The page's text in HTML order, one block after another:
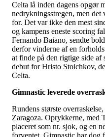
Celta lå inden dagens opgør
nedrykningsstregen, men
for. Det var ikke den mest
og kampens eneste scoring
Fernando Baiano, sendte
derfor vinderne af en
at finde på den rigtige side af
debut for Hristo Stoichkov,
Celta.
Gimnastic leverede
Rundens største
Zaragoza. Oprykkerne, med
placeret som nr. sjok, og en
forventet. Gimnastic har dog